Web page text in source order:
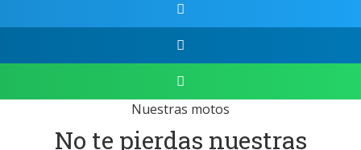
Nuestras motos
No te pierdas nuestras